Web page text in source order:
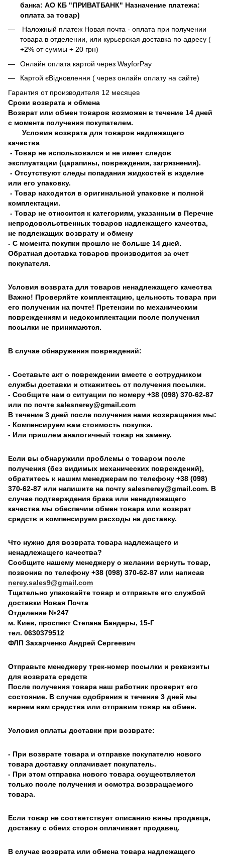
банка: АО КБ "ПРИВАТБАНК" Назначение платежа:
оплата за товар)
Наложный платеж Новая почта - оплата при получении
товара в отделении, или курьерская доставка по адресу (
+2% от суммы + 20 грн)
Онлайн оплата картой через WayforPay
Картой єВідновлення ( через онлайн оплату на сайте)
Гарантия от производителя 12 месяцев
Сроки возврата и обмена
Возврат или обмен товаров возможен в течение 14 дней
с момента получения покупателем.
Условия возврата для товаров надлежащего
качества
- Товар не использовался и не имеет следов
эксплуатации (царапины, повреждения, загрязнения).
- Отсутствуют следы попадания жидкостей в изделие
или его упаковку.
- Товар находится в оригинальной упаковке и полной
комплектации.
- Товар не относится к категориям, указанным в Перечне
непродовольственных товаров надлежащего качества,
не подлежащих возврату и обмену
- С момента покупки прошло не больше 14 дней.
Обратная доставка товаров производится за счет
покупателя.
Условия возврата для товаров ненадлежащего качества
Важно! Проверяйте комплектацию, цельность товара при
его получении на почте! Претензии по механическим
повреждениям и недокомплектации после получения
посылки не принимаются.
В случае обнаружения повреждений:
- Составьте акт о повреждении вместе с сотрудником
службы доставки и откажитесь от получения посылки.
- Сообщите нам о ситуации по номеру +38 (098) 370-62-87
или по почте salesnerey@gmail.com
В течение 3 дней после получения нами возвращения мы:
- Компенсируем вам стоимость покупки.
- Или пришлем аналогичный товар на замену.
Если вы обнаружили проблемы с товаром после
получения (без видимых механических повреждений),
обратитесь к нашим менеджерам по телефону +38 (098)
370-62-87 или напишите на почту salesnerey@gmail.com. В
случае подтверждения брака или ненадлежащего
качества мы обеспечим обмен товара или возврат
средств и компенсируем расходы на доставку.
Что нужно для возврата товара надлежащего и
ненадлежащего качества?
Сообщите нашему менеджеру о желании вернуть товар,
позвонив по телефону +38 (098) 370-62-87 или написав
nerey.sales9@gmail.com
Тщательно упаковайте товар и отправьте его службой
доставки Новая Почта
Отделение №247
м. Киев, проспект Степана Бандеры, 15-Г
тел. 0630379512
ФЛП Захарченко Андрей Сергеевич
Отправьте менеджеру трек-номер посылки и реквизиты
для возврата средств
После получения товара наш работник проверит его
состояние. В случае одобрения в течение 3 дней мы
вернем вам средства или отправим товар на обмен.
Условия оплаты доставки при возврате:
- При возврате товара и отправке покупателю нового
товара доставку оплачивает покупатель.
- При этом отправка нового товара осуществляется
только после получения и осмотра возвращаемого
товара.
Если товар не соответствует описанию вины продавца,
доставку с обеих сторон оплачивает продавец.
В случае возврата или обмена товара надлежащего